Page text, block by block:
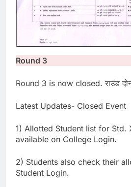
Round 3
Round 3 is now closed. राउंड
Latest Updates- Closed Event
1) Allotted Student list for Std.
available on College Login.
2) Students also check their
Student Login.